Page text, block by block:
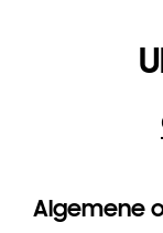
Algemene